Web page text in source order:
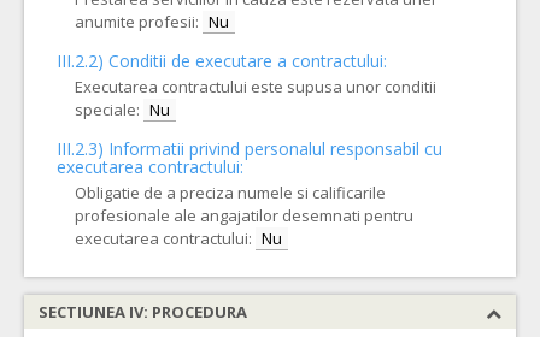
anumite profesii: Nu
III.2.2) Conditii de executare a contractului:
Executarea contractului este supusa unor conditii
speciale: Nu
III.2.3) Informatii privind personalul responsabil cu
executarea contractului:
Obligatie de a preciza numele si calificarile
profesionale ale angajatilor desemnati pentru
executarea contractului: Nu
SECTIUNEA IV: PROCEDURA